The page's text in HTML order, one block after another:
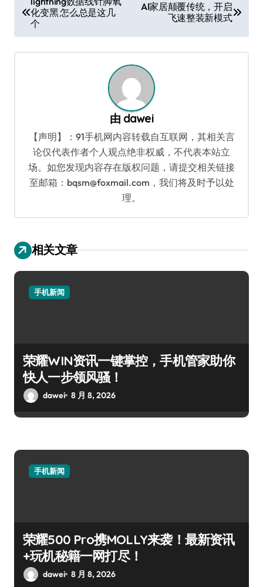
章
导
航
化变黑 怎么总是这几
个
AI家居颠覆传统，开启
飞速整装新模式
由 dawei
【声明】：91手机网内容转载自互联网，其相关言
论仅代表作者个人观点绝非权威，不代表本站立
场。如您发现内容存在版权问题，请提交相关链接
至邮箱：bqsm@foxmail.com，我们将及时予以处
理。
相关文章
手机新闻
荣耀WIN资讯一键掌控，手机管家助你
快人一步领风骚！
dawei 8 月 8, 2026
手机新闻
荣耀500 Pro携MOLLY来袭！最新资讯
+玩机秘籍一网打尽！
dawei 8 月 8, 2026